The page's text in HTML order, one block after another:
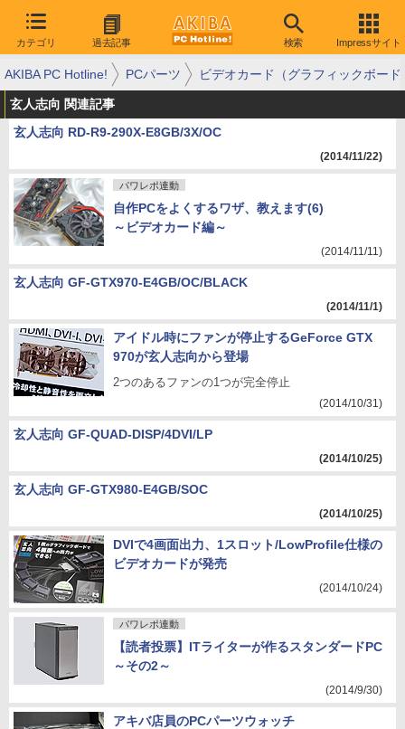
カテゴリ 過去記事 検索 Impressサイト
AKIBA PC Hotline! PCパーツ ビデオカード（グラフィックボード
玄人志向 関連記事
玄人志向 RD-R9-290X-E8GB/3X/OC
(2014/11/22)
パワレポ連動
自作PCをよくするワザ、教えます(6)
～ビデオカード編～
(2014/11/11)
玄人志向 GF-GTX970-E4GB/OC/BLACK
(2014/11/1)
アイドル時にファンが停止するGeForce GTX
970が玄人志向から登場
2つのあるファンの1つが完全停止
(2014/10/31)
玄人志向 GF-QUAD-DISP/4DVI/LP
(2014/10/25)
玄人志向 GF-GTX980-E4GB/SOC
(2014/10/25)
DVIで4画面出力、1スロット/LowProfile仕様の
ビデオカードが発売
(2014/10/24)
パワレポ連動
【読者投票】ITライターが作るスタンダードPC
～その2～
(2014/9/30)
アキバ店員のPCパーツウォッチ